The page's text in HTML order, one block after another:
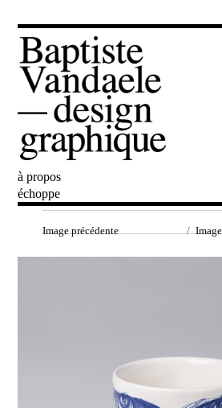
Baptiste Vandaele
à propos
échoppe
Image précédente